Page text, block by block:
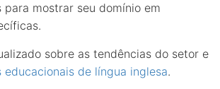
para mostrar seu domínio em
sobre as tendências do setor e
educacionais de língua inglesa.